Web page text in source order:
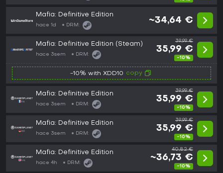
Mafia: Definitive Edition
hace 1d DRM:
~34,64 €
Mafia: Definitive Edition (Steam)
hace 3sem DRM:
39,99 €
35,99 €
-10%
-10% with XDD10 copy
Mafia: Definitive Edition
hace 3sem DRM:
39,99 €
35,99 €
-10%
Mafia: Definitive Edition
hace 3sem DRM:
39,99 €
35,99 €
-10%
Mafia: Definitive Edition
hace 4h DRM:
40,82 €
~36,73 €
-10%